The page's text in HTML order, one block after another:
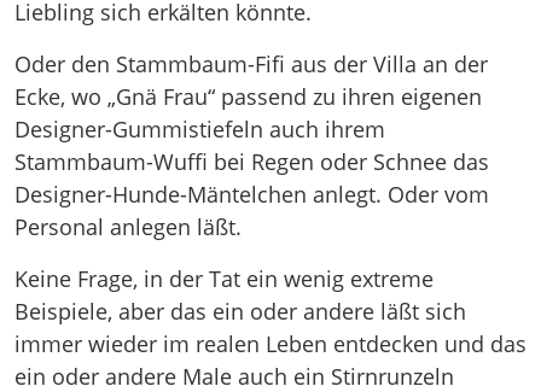
Liebling sich erkälten könnte.
Oder den Stammbaum-Fifi aus der Villa an der
Ecke, wo „Gnä Frau“ passend zu ihren eigenen
Designer-Gummistiefeln auch ihrem
Stammbaum-Wuffi bei Regen oder Schnee das
Designer-Hunde-Mäntelchen anlegt. Oder vom
Personal anlegen läßt.
Keine Frage, in der Tat ein wenig extreme
Beispiele, aber das ein oder andere läßt sich
immer wieder im realen Leben entdecken und das
ein oder andere Male auch ein Stirnrunzeln